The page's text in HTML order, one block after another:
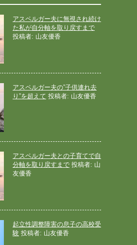
アスペルガー夫に無視され続け
た私が自分軸を取り戻すまで
投稿者: 山友優香
アスペルガー夫の”子供連れ去
り”を超えて 投稿者: 山友優香
アスペルガー夫との子育てで自
分軸を取り戻すまで 投稿者: 山
友優香
起立性調整障害の息子の高校受
験 投稿者: 山友優香